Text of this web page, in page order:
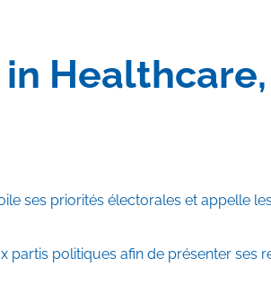
ses priorités électorales et appelle
politiques afin de présenter